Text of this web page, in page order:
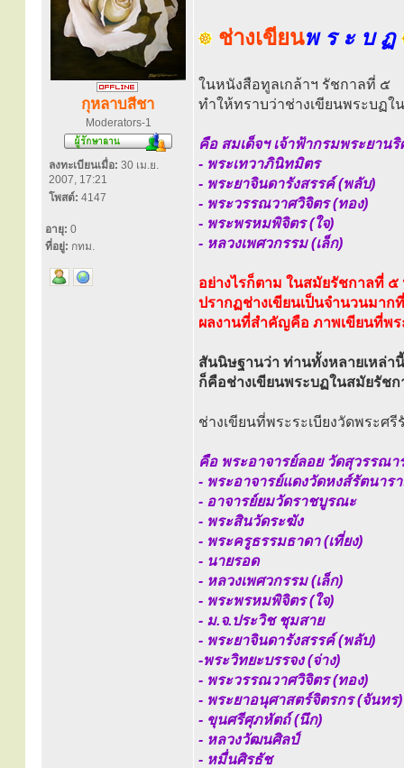
กุหลาบสีชา
Moderators-1
ลงทะเบียนเมื่อ: 30 เม.ย.
2007, 17:21
โพสต์: 4147
อายุ: 0
ที่อยู่: กทม.
ช่างเขียนพ ร ะ บ ฏ
ในหนังสือทูลเกล้าฯ รัชกาลที่ ๕
ทำให้ทราบว่าช่างเขียนพระบฏ
คือ สมเด็จฯ เจ้าฟ้ากรมพระยาน
- พระเทวาภินิทมิตร
- พระยาจินดารังสรรค์ (พลับ)
- พระวรรณวาศวิจิตร (ทอง)
- พระพรหมพิจิตร (ใจ)
- หลวงเพศวกรรม (เล็ก)
อย่างไรก็ตาม ในสมัยรัชกาลที่ ๕
ปรากฏช่างเขียนเป็นจำนวนมาก
ผลงานที่สำคัญคือ ภาพเขียนที่พร
สันนิษฐานว่า ท่านทั้งหลายเหล่านี้
ก็คือช่างเขียนพระบฏในสมัยรัช
ช่างเขียนที่พระระเบียงวัดพระศ
คือ พระอาจารย์ลอย วัดสุวรรณา
- พระอาจารย์แดงวัดหงส์รัตนาร
- อาจารย์ยมวัดราชบูรณะ
- พระสินวัดระฆัง
- พระครูธรรมธาดา (เที่ยง)
- นายรอด
- หลวงเพศวกรรม (เล็ก)
- พระพรหมพิจิตร (ใจ)
- ม.จ.ประวิช ชุมสาย
- พระยาจินดารังสรรค์ (พลับ)
-พระวิทยะบรรจง (จ่าง)
- พระวรรณวาศวิจิตร (ทอง)
- พระยาอนุศาสตร์จิตรกร (จันทร)
- ขุนศรีศุภหัตถ์ (นึก)
- หลวงวัฒนศิลป์
- หมื่นศิรธัช